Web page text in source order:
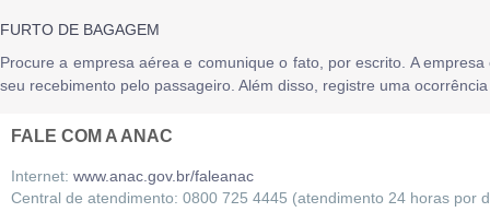
FURTO DE BAGAGEM
Procure a empresa aérea e comunique o fato, por escrito. A
seu recebimento pelo passageiro. Além disso, registre uma
FALE COM A ANAC
Internet: www.anac.gov.br/faleanac
Central de atendimento: 0800 725 4445 (atendimento 24 horas por